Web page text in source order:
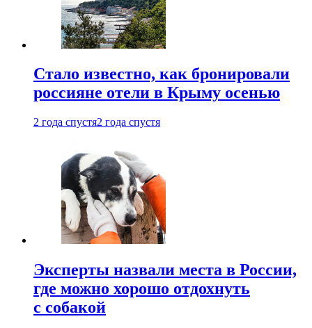
Стало известно, как бронировали
россияне отели в Крыму осенью
2 года спустя2 года спустя
Эксперты назвали места в России,
где можно хорошо отдохнуть
с собакой